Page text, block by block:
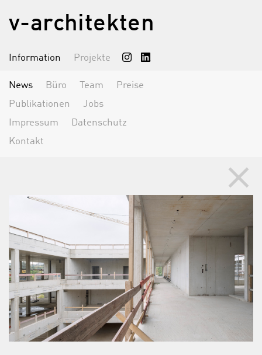
v-architekten
Information Projekte
News Büro Team
Preise
Publikationen
Jobs
Impressum
Datenschutz
Kontakt
clear